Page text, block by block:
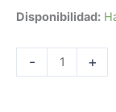
Disponibilidad:
- +